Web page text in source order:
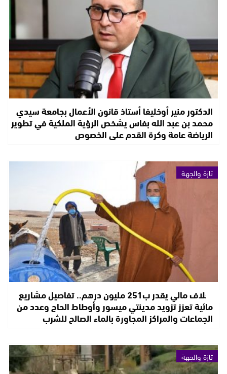
الدكتور منير أوخليفا أستاذ قانون الأعمال بجامعة سيدي
محمد بن عبد الله بفاس يشخص الرؤية الملكية في تطوير
الرياضة عامة وكرة القدم على الخصوص
تازة والجهة
بغلاف مالي يقدر ب251 مليون درهم.. تفاصيل مشاريع
مائية تعزز تزويد مدينتي ميسور وأوطاط الحاج وعدد من
الجماعات والمراكز المجاورة بالماء الصالح للشرب
تازة والجهة